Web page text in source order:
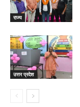
राज्य
उत्तर प्रदेश